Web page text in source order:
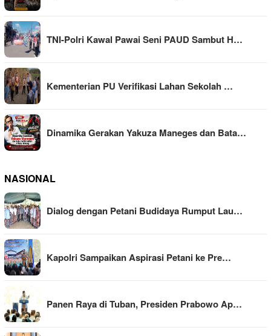
TNI-Polri Kawal Pawai Seni PAUD Sambut H…
Kementerian PU Verifikasi Lahan Sekolah …
Dinamika Gerakan Yakuza Maneges dan Bata…
NASIONAL
Dialog dengan Petani Budidaya Rumput Lau…
Kapolri Sampaikan Aspirasi Petani ke Pre…
Panen Raya di Tuban, Presiden Prabowo Ap…